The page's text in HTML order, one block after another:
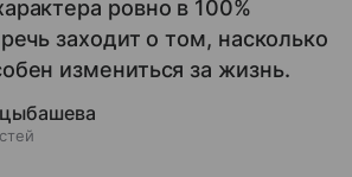
ровно в 100%
заходит о том, насколько
измениться за жизнь.